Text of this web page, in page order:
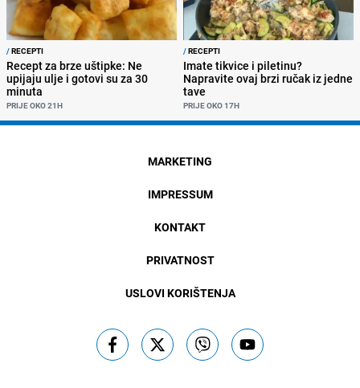
/RECEPTI
Recept za brze uštipke: Ne
upijaju ulje i gotovi su za 30
minuta
PRIJE OKO 21H
/RECEPTI
Imate tikvice i piletinu?
Napravite ovaj brzi ručak iz jedne
tave
PRIJE OKO 17H
MARKETING
IMPRESSUM
KONTAKT
PRIVATNOST
USLOVI KORIŠTENJA